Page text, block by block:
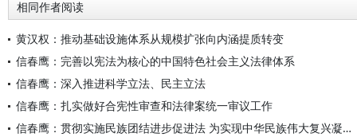
相同作者阅读
黄汉权：推动基础设施体系从规模扩张向内涵提质转变
信春鹰：完善以宪法为核心的中国特色社会主义法律体系
信春鹰：深入推进科学立法、民主立法
信春鹰：扎实做好合宪性审查和法律案统一审议工作
信春鹰：贯彻实施民族团结进步促进法 为实现中华民族伟大复兴凝聚磅礴法治力量